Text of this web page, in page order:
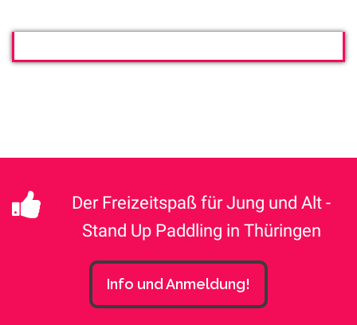
Der Freizeitspaß für Jung und Alt -
Stand Up Paddling in Thüringen
Info und Anmeldung!